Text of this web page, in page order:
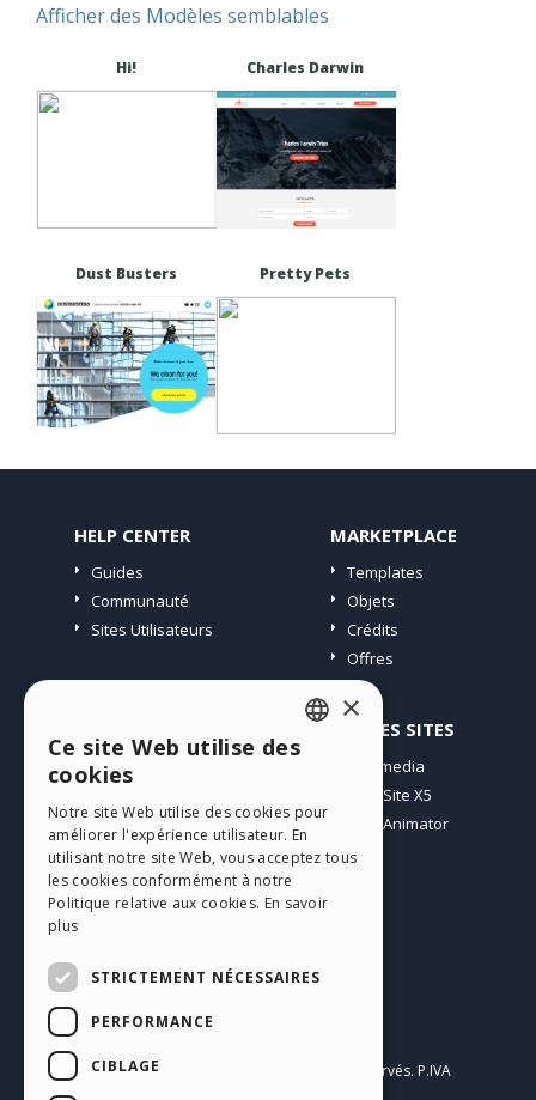
Afficher des Modèles semblables
Hi! Charles Darwin
Dust Busters Pretty Pets
HELP CENTER
Guides
Communauté
Sites Utilisateurs
MARKETPLACE
Templates
Objets
Crédits
Offres
Mes Messages
Télécharger
Espace Web
Mes Crédits
AUTRES SITES
Incomedia
WebSite X5
WebAnimator
Français
Copyright © 2026
Tous droits réservés. P.IVA
IT07514640015
ENGLISH
GERMAN
SPANISH
×
Ce site Web utilise des
cookies
Notre site Web utilise des cookies pour
améliorer l'expérience utilisateur. En
utilisant notre site Web, vous acceptez tous
les cookies conformément à notre
Politique relative aux cookies. En savoir
plus
STRICTEMENT NÉCESSAIRES
PERFORMANCE
CIBLAGE